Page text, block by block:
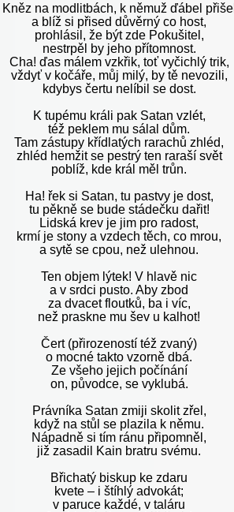
Kněz na modlitbách, k němuž ďábel přišel
a blíž si přised důvěrný co host,
prohlásil, že být zde Pokušitel,
nestrpěl by jeho přítomnost.
Cha! ďas málem vzkřik, toť vyčichlý trik,
vždyť v kočáře, můj milý, by tě nevozili,
kdybys čertu nelíbil se dost.
K tupému králi pak Satan vzlét,
též peklem mu sálal dům.
Tam zástupy křídlatých rarachů zhléd,
zhléd hemžit se pestrý ten raraší svět
poblíž, kde král měl trůn.
Ha! řek si Satan, tu pastvy je dost,
tu pěkně se bude stádečku dařit!
Lidská krev je jim pro radost,
krmí je stony a vzdech těch, co mrou,
a sytě se cpou, než ulehnou.
Ten objem lýtek! V hlavě nic
a v srdci pusto. Aby zbod
za dvacet floutků, ba i víc,
než praskne mu šev u kalhot!
Čert (přirozeností též zvaný)
o mocné takto vzorně dbá.
Ze všeho jejich počínání
on, původce, se vyklubá.
Právníka Satan zmiji skolit zřel,
když na stůl se plazila k němu.
Nápadně si tím ránu připomněl,
již zasadil Kain bratru svému.
Břichatý biskup ke zdaru
kvete – i štíhlý advokát;
v paruce každé, v taláru